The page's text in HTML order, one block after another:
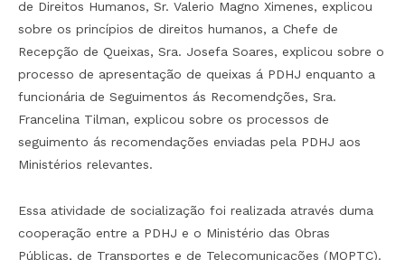
de Direitos Humanos, Sr. Valerio Magno Ximenes, explicou
sobre os princípios de direitos humanos, a Chefe de
Recepção de Queixas, Sra. Josefa Soares, explicou sobre o
processo de apresentação de queixas á PDHJ enquanto a
funcionária de Seguimentos ás Recomendções, Sra.
Francelina Tilman, explicou sobre os processos de
seguimento ás recomendações enviadas pela PDHJ aos
Ministérios relevantes.
Essa atividade de socialização foi realizada através duma
cooperação entre a PDHJ e o Ministério das Obras
Públicas, de Transportes e de Telecomunicações (MOPTC).